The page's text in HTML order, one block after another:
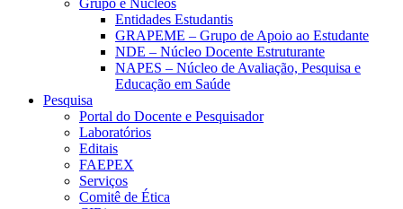
Grupo e Núcleos
Entidades Estudantis
GRAPEME – Grupo de Apoio ao Estudante
NDE – Núcleo Docente Estruturante
NAPES – Núcleo de Avaliação, Pesquisa e
Educação em Saúde
Pesquisa
Portal do Docente e Pesquisador
Laboratórios
Editais
FAEPEX
Serviços
Comitê de Ética